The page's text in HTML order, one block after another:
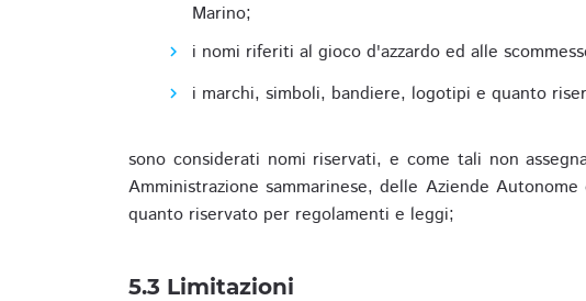
Marino;
i nomi riferiti al gioco d'azzardo ed alle
i marchi, simboli, bandiere, logotipi e quanto
sono considerati nomi riservati, e come tali non
Amministrazione sammarinese, delle Aziende
quanto riservato per regolamenti e leggi;
5.3 Limitazioni